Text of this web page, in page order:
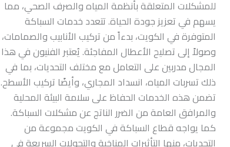
للمشكلات المتعلقة بأنظمة المياه والصرف الصحي، مما
يسهم في تعزيز جودة الحياة. تتعدد خدمات السباكة
المتوفرة في الكويت، بدءاً من تركيب الأنابيب والصمامات،
وصولاً إلى تصليح الأعطال المفاجئة. يُعتبر الفنيون في هذا
المجال مدربين على التعامل مع مختلف التحديات، بما في
ذلك تسربات المياه، انسداد المجاري، وأيضًا تركيب الأسطح.
تضمن هذه الخدمات الحفاظ على سلامة البيئة المحلية
والمرافق العامة من الضرر الناتج عن مشكلات السباكة.
كما يواجه قطاع السباكة في الكويت مجموعة من
التحديات، منها التأثيرات المناخية والتحولات السريعة في